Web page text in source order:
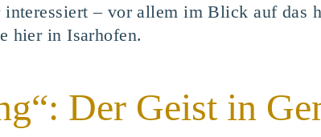
– vor allem im Blick auf das
hier in Isarhofen.
Der Geist in